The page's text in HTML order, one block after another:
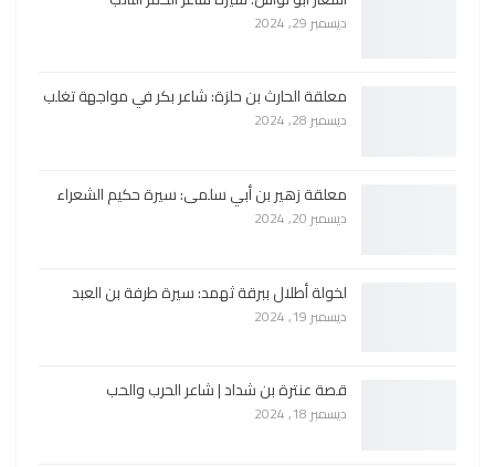
ديسمبر 29, 2024
معلقة الحارث بن حلزة: شاعر بكر في مواجهة تغلب
ديسمبر 28, 2024
معلقة زهير بن أبي سلمى: سيرة حكيم الشعراء
ديسمبر 20, 2024
لخولة أطلال ببرقة ثهمد: سيرة طرفة بن العبد
ديسمبر 19, 2024
قصة عنترة بن شداد | شاعر الحرب والحب
ديسمبر 18, 2024